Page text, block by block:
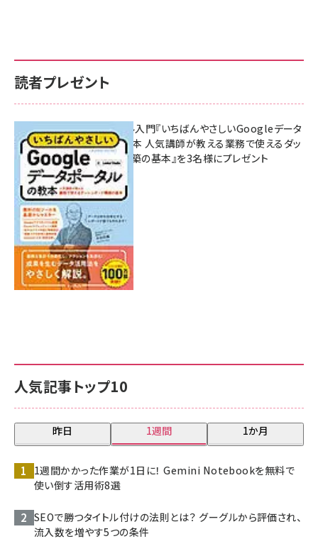
人気記事トップ10
昨日 1週間 1か月
1週間かかった作業が1日に！ Gemini Notebookを無料で
使い倒す活用術8選
SEOで勝つタイトル付けの法則とは？ グーグルから評価され、
流入数を増やす5つの条件
読者プレゼント
無料BIツール入門『いちばんやさしいGoogleデータ
ポータルの教本 人気講師が教える業務で使えるダッ
シュボード構築の基本』を3名様にプレゼント
7月31日 10:00